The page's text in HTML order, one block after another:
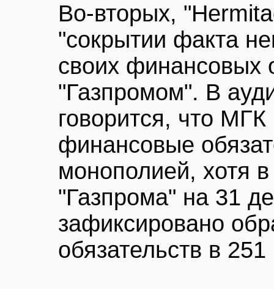
Во-вторых,
"сокрытии факта
своих финансовых
"Газпромом". В
говорится, что
финансовые
монополией, хотя
"Газпрома" на 31
зафиксировано
обязательств в